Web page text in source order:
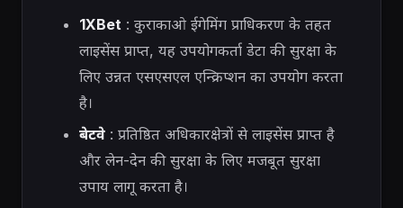
1XBet : कुराकाओ ईगेमिंग प्राधिकरण के तहत
लाइसेंस प्राप्त, यह उपयोगकर्ता डेटा की सुरक्षा के
लिए उन्नत एसएसएल एन्क्रिप्शन का उपयोग करता
है।
बेटवे: प्रतिष्ठित अधिकारक्षेत्रों से लाइसेंस प्राप्त है
और लेन-देन की सुरक्षा के लिए मजबूत सुरक्षा
उपाय लागू करता है।